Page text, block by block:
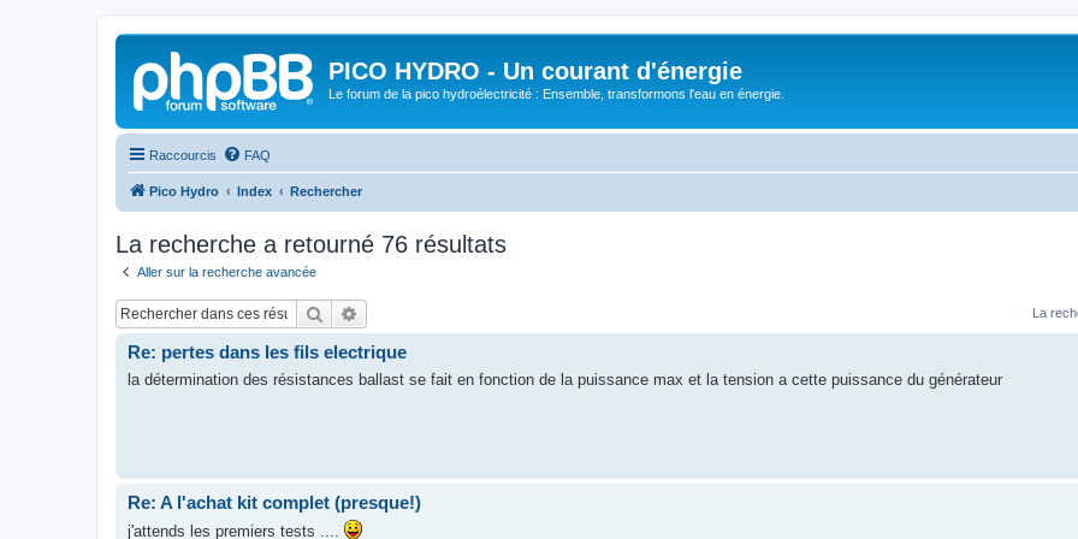
PICO HYDRO - Un courant d'énergie
Le forum de la pico hydroélectricité : Ensemble, transformons l'eau en énergie.
Raccourcis FAQ
Pico Hydro Index Rechercher
La recherche a retourné 76 résultats
Aller sur la recherche avancée
Rechercher La
Re: pertes dans les fils electrique
la détermination des résistances ballast se fait en fonction de la puissance max et la tension a cette puissance du générateur
Re: A l'achat kit complet (presque!)
j'attends les premiers tests ....